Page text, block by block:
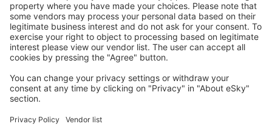
Wählen Sie aus über 1,3 Millionen Unterkünften: Hotels,
Hütten, Apartments und andere.
Unterkünfte in Portugal - Beliebte Städte